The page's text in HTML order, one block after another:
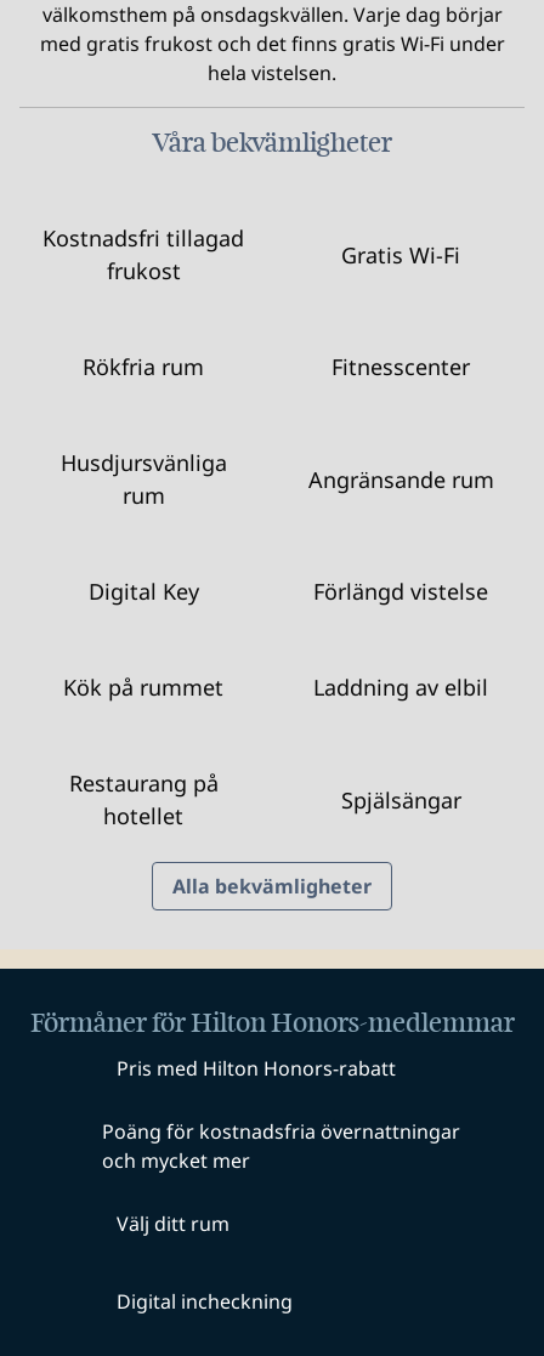
välkomsthem på onsdagskvällen. Varje dag börjar
med gratis frukost och det finns gratis Wi-Fi under
hela vistelsen.
Våra bekvämligheter
Kostnadsfri tillagad
frukost
Gratis Wi-Fi
Rökfria rum Fitnesscenter
Husdjursvänliga
rum
Angränsande rum
Digital Key Förlängd vistelse
Kök på rummet Laddning av elbil
Restaurang på
hotellet
Spjälsängar
Alla bekvämligheter
Förmåner för Hilton Honors-medlemmar
Pris med Hilton Honors-rabatt
Poäng för kostnadsfria övernattningar
och mycket mer
Välj ditt rum
Digital incheckning